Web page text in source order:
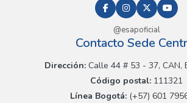
@esapoficial
Contacto Sede
Dirección:Calle 44 # 53 - 37, CAN,
Código postal: 111321
Línea Bogotá:(+57) 601